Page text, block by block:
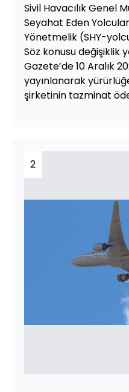
Sivil Havacılık Genel
Seyahat Eden
Yönetmelik (SHY-
Söz konusu değişiklik
Gazete’de 10 Aralık
yayınlanarak
şirketinin tazminat
2